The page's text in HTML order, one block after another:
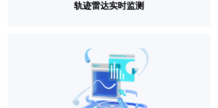
轨迹雷达实时监测